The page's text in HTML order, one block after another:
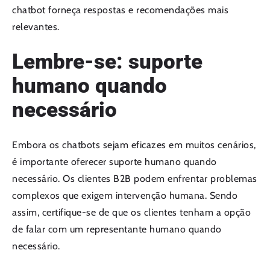
chatbot forneça respostas e recomendações mais
relevantes.
Lembre-se: suporte
humano quando
necessário
Embora os chatbots sejam eficazes em muitos cenários,
é importante oferecer suporte humano quando
necessário. Os clientes B2B podem enfrentar problemas
complexos que exigem intervenção humana. Sendo
assim, certifique-se de que os clientes tenham a opção
de falar com um representante humano quando
necessário.